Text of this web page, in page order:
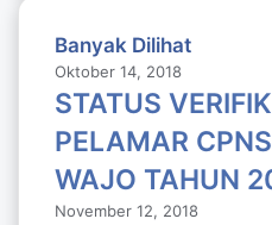
Banyak Dilihat
Oktober 14, 2018
STATUS
PELAMAR
WAJO TAHUN
November 12, 2018